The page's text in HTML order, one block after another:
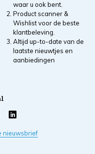
waar u ook bent.
Product scanner &
Wishlist voor de beste
klantbeleving.
Altijd up-to-date van de
laatste nieuwtjes en
aanbiedingen
nieuwsbrief